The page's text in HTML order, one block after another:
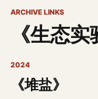
ARCHIVE LINKS
《生态
2024
《堆盐》